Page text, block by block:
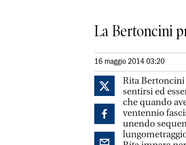
La Bertoncini
16 maggio 2014 03:20
Rita Bertoncini
sentirsi ed
che quando
ventennio
unendo